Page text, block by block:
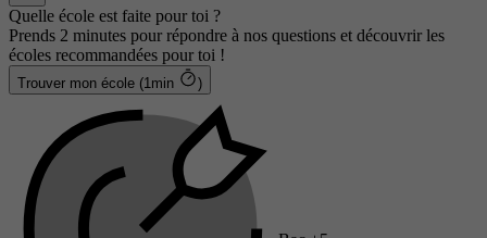
Quelle école est faite pour toi ?
Prends 2 minutes pour répondre à nos questions et découvrir les
écoles recommandées pour toi !
Trouver mon école (1min )